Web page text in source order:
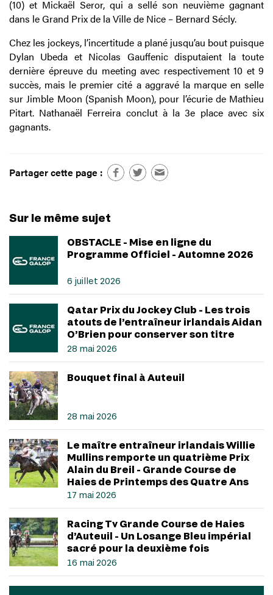
(10) et Mickaël Seror, qui a sellé son neuvième gagnant
dans le Grand Prix de la Ville de Nice – Bernard Sécly.
Chez les jockeys, l’incertitude a plané jusqu’au bout puisque
Dylan Ubeda et Nicolas Gauffenic disputaient la toute
dernière épreuve du meeting avec respectivement 10 et 9
succès, mais le premier cité a aggravé la marque en selle
sur Jimble Moon (Spanish Moon), pour l’écurie de Mathieu
Pitart. Nathanaël Ferreira conclut à la 3e place avec six
gagnants.
Partager cette page :
Sur le même sujet
OBSTACLE - Mise en ligne du
Programme Officiel - Automne 2026
6 juillet 2026
Qatar Prix du Jockey Club - Les trois
atouts de l’entraîneur irlandais Aidan
O’Brien pour conserver son titre
28 mai 2026
Bouquet final à Auteuil
28 mai 2026
Le maître entraîneur irlandais Willie
Mullins remporte un quatrième Prix
Alain du Breil - Grande Course de
Haies de Printemps des Quatre Ans
17 mai 2026
Racing Tv Grande Course de Haies
d’Auteuil - Un Losange Bleu impérial
sacré pour la deuxième fois
16 mai 2026